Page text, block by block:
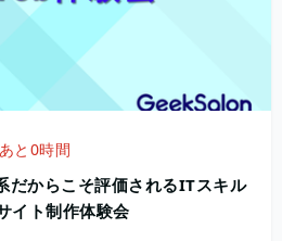
と0時間
だからこそ評価されるITスキル
イト制作体験会